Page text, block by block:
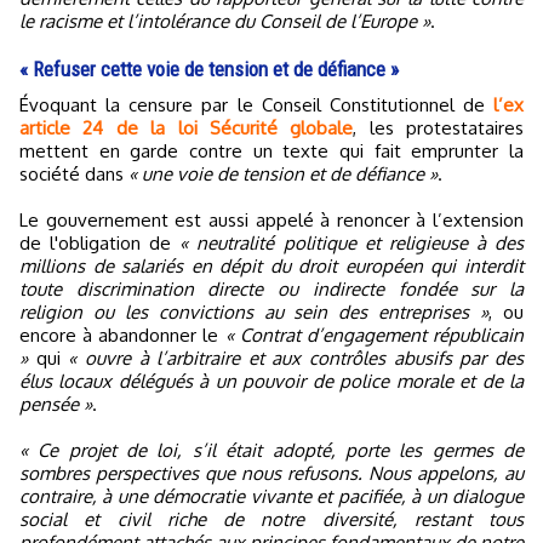
le racisme et l’intolérance du Conseil de l’Europe ».
« Refuser cette voie de tension et de défiance »
Évoquant la censure par le Conseil Constitutionnel de l’ex
article 24 de la loi Sécurité globale, les protestataires
mettent en garde contre un texte qui fait emprunter la
société dans « une voie de tension et de défiance ».
Le gouvernement est aussi appelé à renoncer à l’extension
de l'obligation de « neutralité politique et religieuse à des
millions de salariés en dépit du droit européen qui interdit
toute discrimination directe ou indirecte fondée sur la
religion ou les convictions au sein des entreprises », ou
encore à abandonner le « Contrat d’engagement républicain
»qui « ouvre à l’arbitraire et aux contrôles abusifs par des
élus locaux délégués à un pouvoir de police morale et de la
pensée ».
« Ce projet de loi, s’il était adopté, porte les germes de
sombres perspectives que nous refusons. Nous appelons, au
contraire, à une démocratie vivante et pacifiée, à un dialogue
social et civil riche de notre diversité, restant tous